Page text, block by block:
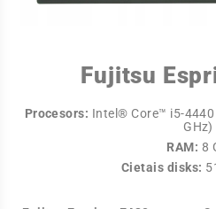
Fujitsu
Procesors: Intel® Core™ i5-
GHz)
RAM: 8
Cietais disks: